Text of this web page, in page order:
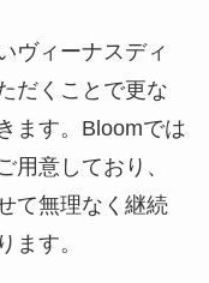
ヴィーナスディ
だくことで更な
ます。Bloomでは
用意しており、
て無理なく継続
ます。